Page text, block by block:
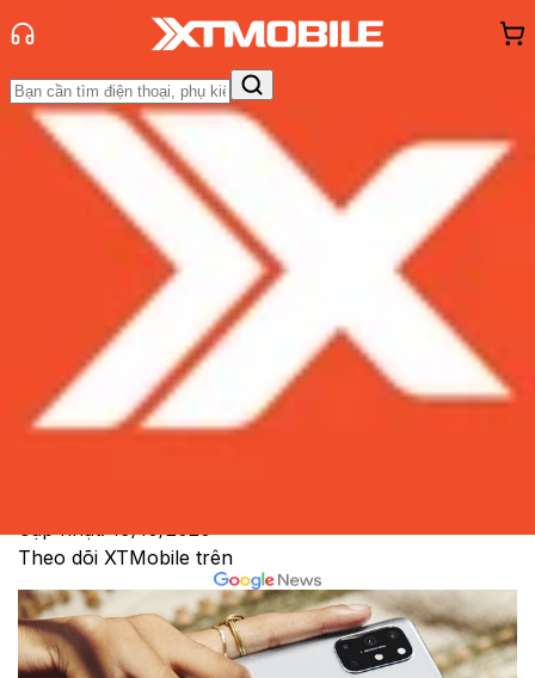
Trang chủ
Tin tức
Tin Mới
Đánh Giá - Trên TaySo Sánh Tư vấnKhuyến
Hỏi đáp App - Game Thông báo
hàng - Sự kiện
Mổ bụng OnePlus 8T, tìm hiểu xem
pin tách rời là như thế nào
Cập nhật:19/10/2020
Theo dõi XTMobile trên